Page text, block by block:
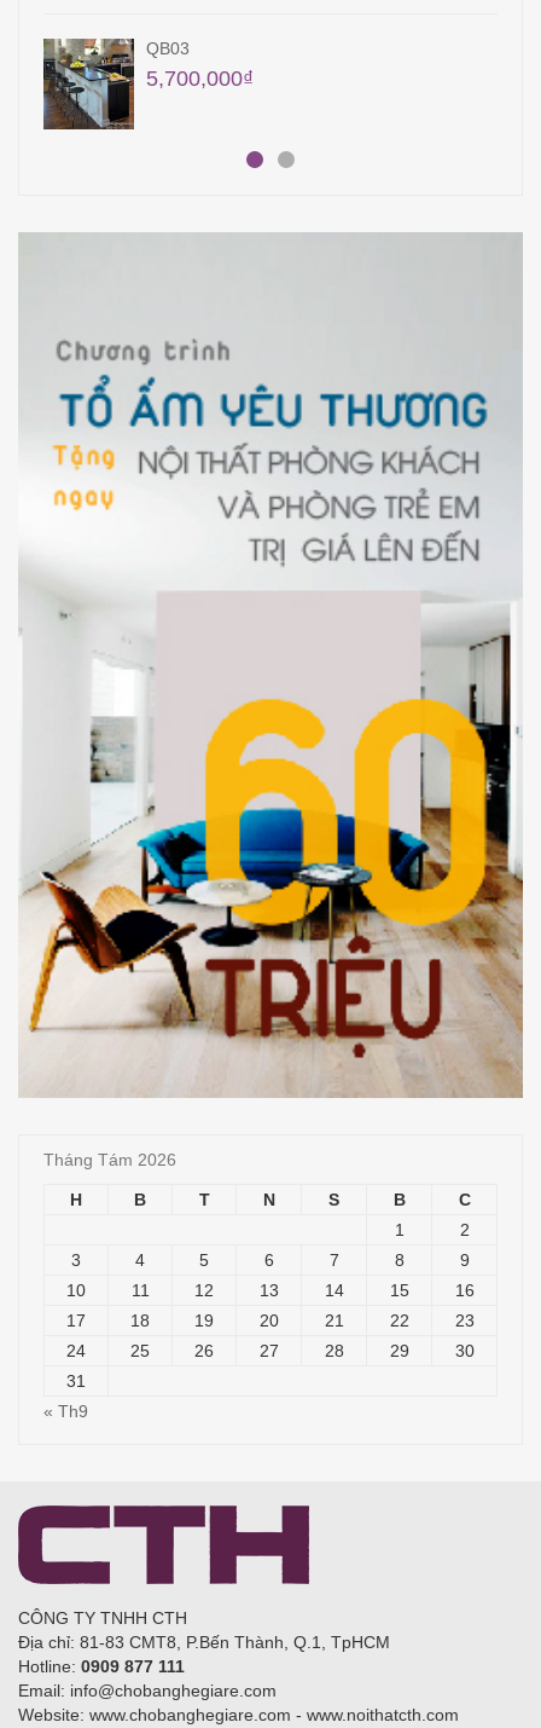
QB03
5,700,000₫
Tháng Tám 2026
H B T N S B
C
1
2
3
4 5 6 7 8
9
10
11 12 13 14 15
16
17
18 19 20 21 22
23
24
25 26 27 28 29
30
31
« Th9
CÔNG TY TNHH CTH
Địa chỉ: 81-83 CMT8, P.Bến Thành, Q.1, TpHCM
Hotline: 0909 877 111
Email: info@chobanghegiare.com
Website: www.chobanghegiare.com - www.noithatcth.com